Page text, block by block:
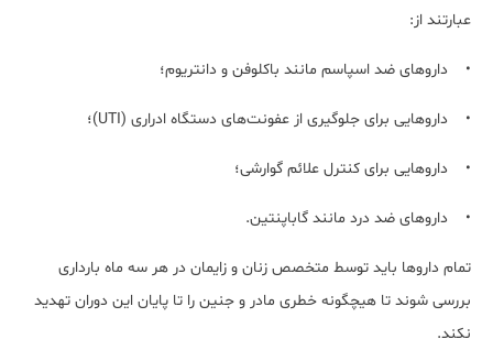
عبارتند از:
• داروهای ضد اسپاسم مانند باکلوفن و دانتریوم؛
• داروهایی برای جلوگیری از عفونت‌های دستگاه ادراری (UTI)؛
• داروهایی برای کنترل علائم گوارشی؛
• داروهای ضد درد مانند گاباپنتین.
تمام داروها باید توسط متخصص زنان و زایمان در هر سه ماه بارداری
بررسی شوند تا هیچگونه خطری مادر و جنین را تا پایان این دوران تهدید
نکند.